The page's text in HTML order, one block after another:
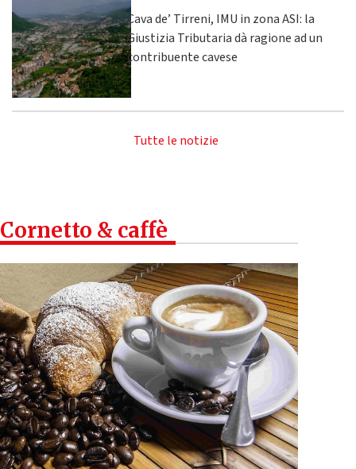
Cava de’ Tirreni, IMU in zona ASI: la
Giustizia Tributaria dà ragione ad un
contribuente cavese
Tutte le notizie
Cornetto & caffè